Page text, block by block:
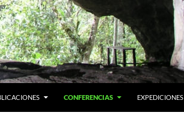
CONFERENCIAS EXPEDICIONES